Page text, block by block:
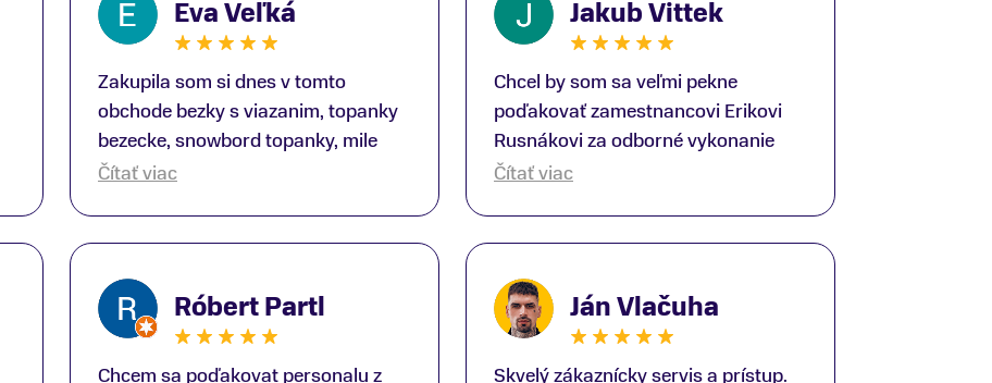
Eva Veľká
Zakupila som si dnes v tomto
obchode bezky s viazanim, topanky
bezecke, snowbord topanky, mile
prekvapenie ako Peter, ktory nas
Čítať viac
Jakub Vittek
Chcel by som sa veľmi pekne
poďakovať zamestnancovi Erikovi
Rusnákovi za odborné vykonanie
bike-fittingu. Je to super človek na
otázky odpovedal bez zaváhania.
Ešte raz ďakujem.
Čítať viac
Róbert Partl
Chcem sa poďakovat personalu z
Ján Vlačuha
Skvelý zákaznícky servis a prístup.